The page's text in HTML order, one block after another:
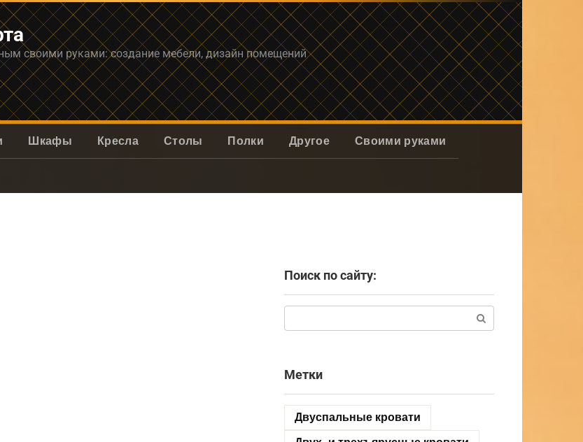
своими руками: создание мебели, дизайн помещений
Шкафы Кресла Столы Полки Другое Своими руками
Поиск по сайту:
Метки
Двуспальные кровати